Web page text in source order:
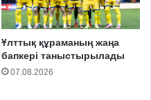
Ұлттық құраманың жаңа
бапкері таныстырылады
07.08.2026